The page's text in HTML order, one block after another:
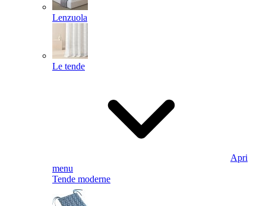
Lenzuola
Le tende
Apri
menu
Tende moderne